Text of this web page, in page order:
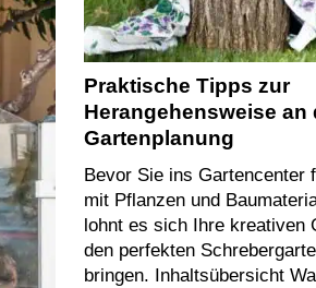
Praktische Tipps zur
Herangehensweise an
Gartenplanung
Bevor Sie ins Gartencenter
mit Pflanzen und
lohnt es sich Ihre kreativen
den perfekten
bringen. Inhaltsübersicht